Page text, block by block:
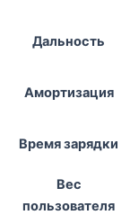
Дальность
Амортизация
Время зарядки
Вес
пользователя